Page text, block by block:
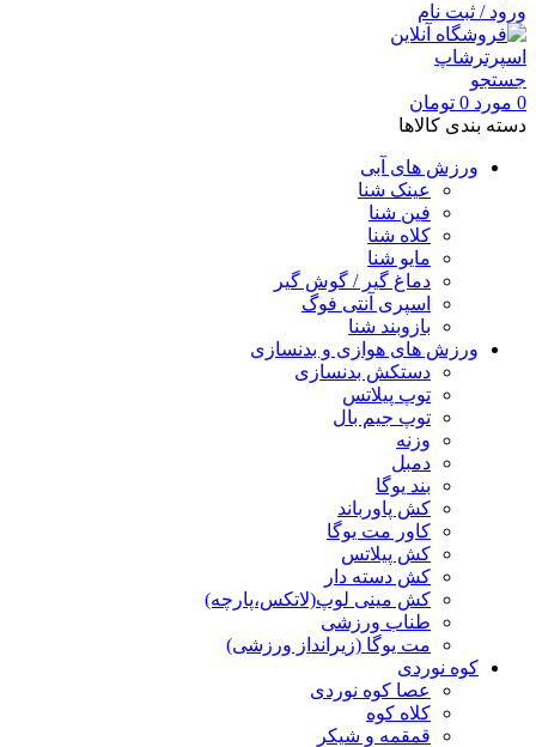
ورود / ثبت نام
جستجو
0 مورد 0 تومان
دسته بندی کالاها
ورزش های آبی
عینک شنا
فین شنا
کلاه شنا
مایو شنا
دماغ گیر / گوش گیر
اسپری آنتی فوگ
بازوبند شنا
ورزش های هوازی و بدنسازی
دستکش بدنسازی
توپ پیلاتس
توپ جیم بال
وزنه
دمبل
بند یوگا
کش پاورباند
کاور مت یوگا
کش پیلاتس
کش دسته دار
کش مینی لوپ(لاتکس،پارچه)
طناب ورزشی
مت یوگا (زیرانداز ورزشی)
کوه نوردی
عصا کوه نوردی
کلاه کوه
قمقمه و شیکر